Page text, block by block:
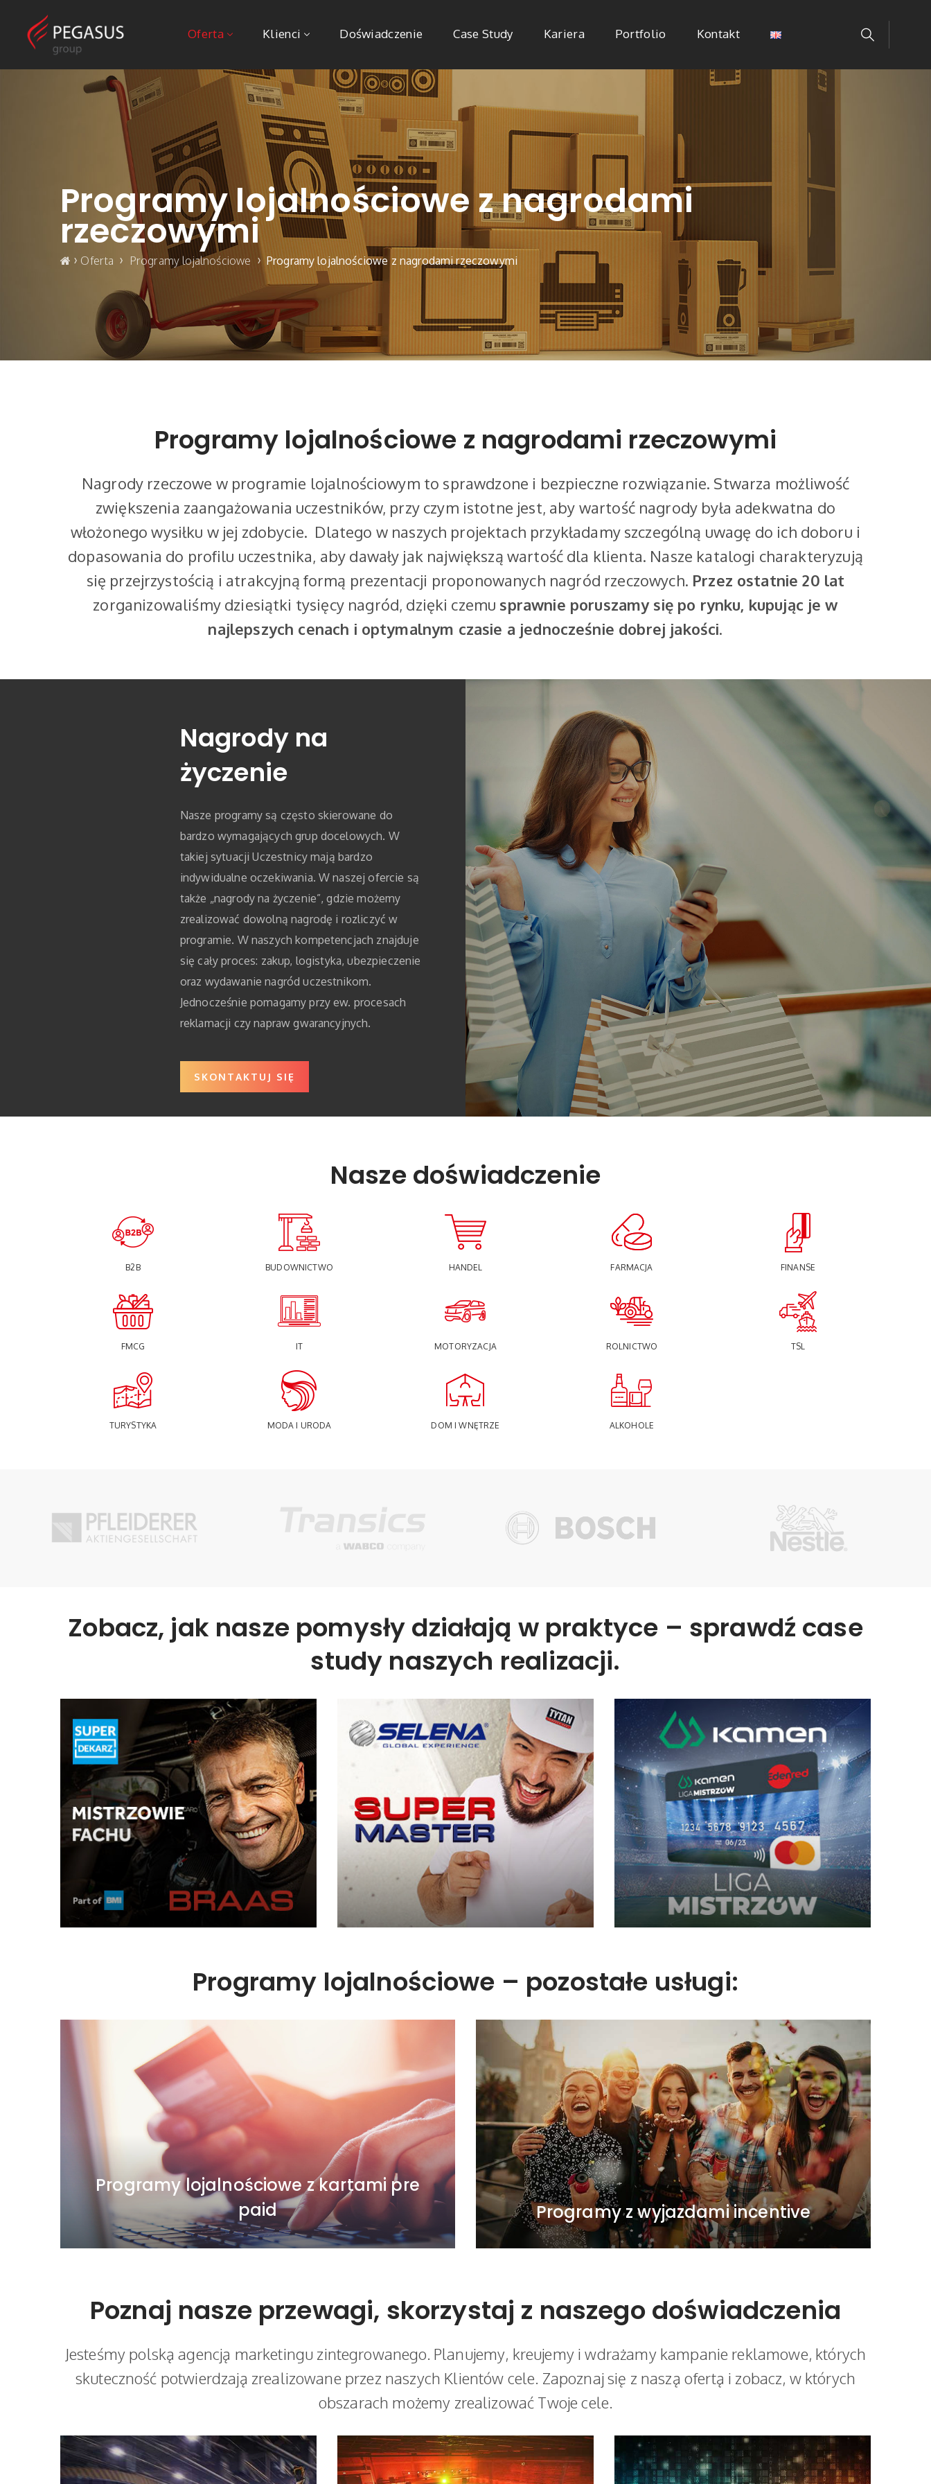
Oferta Klienci Doświadczenie Case Study Kariera Portfolio Kontakt
Programy lojalnościowe z nagrodami
rzeczowymi
› Oferta › Programy lojalnościowe › Programy lojalnościowe z nagrodami rzeczowymi
Programy lojalnościowe z nagrodami rzeczowymi
Nagrody rzeczowe w programie lojalnościowym to sprawdzone i bezpieczne rozwiązanie. Stwarza możliwość
zwiększenia zaangażowania uczestników, przy czym istotne jest, aby wartość nagrody była adekwatna do
włożonego wysiłku w jej zdobycie. Dlatego w naszych projektach przykładamy szczególną uwagę do ich doboru i
dopasowania do profilu uczestnika, aby dawały jak największą wartość dla klienta. Nasze katalogi charakteryzują
się przejrzystością i atrakcyjną formą prezentacji proponowanych nagród rzeczowych. Przez ostatnie 20 lat
zorganizowaliśmy dziesiątki tysięcy nagród, dzięki czemu sprawnie poruszamy się po rynku, kupując je w
najlepszych cenach i optymalnym czasie a jednocześnie dobrej jakości.
Nagrody na
życzenie
Nasze programy są często skierowane do
bardzo wymagających grup docelowych. W
takiej sytuacji Uczestnicy mają bardzo
indywidualne oczekiwania. W naszej ofercie są
także „nagrody na życzenie”, gdzie możemy
zrealizować dowolną nagrodę i rozliczyć w
programie. W naszych kompetencjach znajduje
się cały proces: zakup, logistyka, ubezpieczenie
oraz wydawanie nagród uczestnikom.
Jednocześnie pomagamy przy ew. procesach
reklamacji czy napraw gwarancyjnych.
SKONTAKTUJ SIĘ
Nasze doświadczenie
B2B
FMCG
TURYSTYKA
BUDOWNICTWO
IT
MODA I URODA
HANDEL
MOTORYZACJA
DOM I WNĘTRZE
FARMACJA
ROLNICTWO
ALKOHOLE
FINANSE
TSL
Zobacz, jak nasze pomysły działają w praktyce – sprawdź case
study naszych realizacji.
Mistrzowie fachu
Program lojalnościowy dla sieci dystrybucji
skierowany do top sprzedawców?
WIĘCEJ
Supermaster Selena
Jak polska firma uruchomiła program
lojalnościowy B2B za granicą?
Liga mistrzów
Jak lokalna marka stworzyła program
lojalnościowy dla instalatorów dający jej
przewagę?
WIĘCEJ
Programy lojalnościowe – pozostałe usługi:
Programy lojalnościowe z kartami pre
paid
Programy lojalnościowe z karami
prepaid
Karty przedpłacone w programie lojalnościowym pomagają zwiększyć
sprzedaż produktów i usług w Twojej firmie. Odpowiednio wykorzystane
motywują pracowników do intensywnej i efektywnej pracy, a także budują
lojalność klientów i partnerów w biznesie.
WIĘCEJ
Programy z wyjazdami incentive
Programy z wyjazdami incentive
Od ponad 20 lat realizujemy skuteczne programy lojalnościowe i
motywacyjne w każdej branży. Zrealizowaliśmy setki programów i wydaliśmy
tysiące nagród.
WIĘCEJ
Poznaj nasze przewagi, skorzystaj z naszego doświadczenia
Jesteśmy polską agencją marketingu zintegrowanego. Planujemy, kreujemy i wdrażamy kampanie reklamowe, których
skuteczność potwierdzają zrealizowane przez naszych Klientów cele. Zapoznaj się z naszą ofertą i zobacz, w których
obszarach możemy zrealizować Twoje cele.
WIĘCEJ